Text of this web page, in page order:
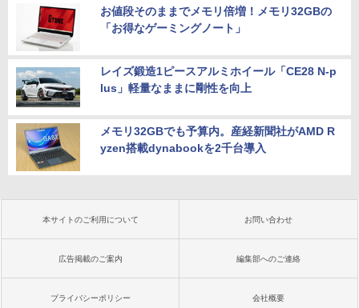
お値段そのままでメモリ倍増！メモリ32GBの
「お得なゲーミングノート」
レイズ鍛造1ピースアルミホイール「CE28 N-p
lus」軽量なままに剛性を向上
メモリ32GBでも予算内。産経新聞社がAMD R
yzen搭載dynabookを2千台導入
本サイトのご利用について お問い合わせ
広告掲載のご案内 編集部へのご連絡
プライバシーポリシー 会社概要